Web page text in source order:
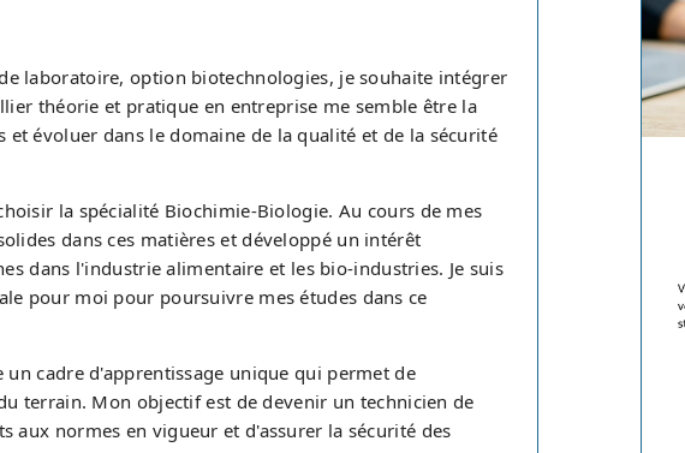
laboratoire, option biotechnologies, je souhaite intégrer
théorie et pratique en entreprise me semble être la
évoluer dans le domaine de la qualité et de la sécurité
la spécialité Biochimie-Biologie. Au cours de mes
dans ces matières et développé un intérêt
dans l'industrie alimentaire et les bio-industries. Je suis
pour moi pour poursuivre mes études dans ce
cadre d'apprentissage unique qui permet de
terrain. Mon objectif est de devenir un technicien de
normes en vigueur et d'assurer la sécurité des